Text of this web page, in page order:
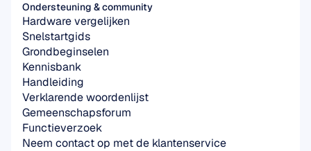
Ondersteuning & community
Hardware vergelijken
Snelstartgids
Grondbeginselen
Kennisbank
Handleiding
Verklarende woordenlijst
Gemeenschapsforum
Functieverzoek
Neem contact op met de klantenservice